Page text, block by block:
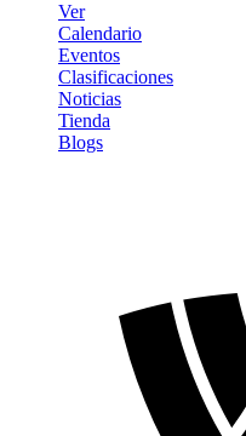
Ver
Calendario
Eventos
Clasificaciones
Noticias
Tienda
Blogs